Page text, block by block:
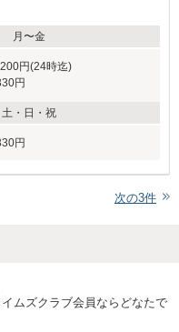
月〜金
円(24時迄)
円
土・日・祝
円
次の3件
ムズクラブ会員ならどなたで